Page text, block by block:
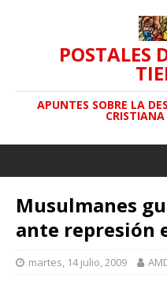
POSTALES
APUNTES SOBRE LA
Musulmanes
ante represión
martes, 14 julio, 2009